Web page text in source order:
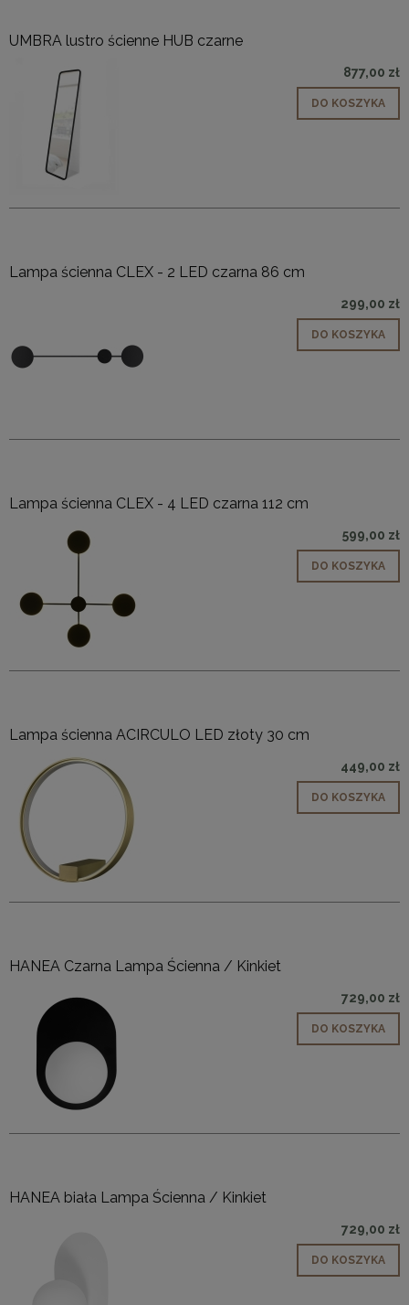
UMBRA lustro ścienne HUB czarne
877,00 zł
DO KOSZYKA
Lampa ścienna CLEX - 2 LED czarna 86 cm
299,00 zł
DO KOSZYKA
Lampa ścienna CLEX - 4 LED czarna 112 cm
599,00 zł
DO KOSZYKA
Lampa ścienna ACIRCULO LED złoty 30 cm
449,00 zł
DO KOSZYKA
HANEA Czarna Lampa Ścienna / Kinkiet
729,00 zł
DO KOSZYKA
HANEA biała Lampa Ścienna / Kinkiet
729,00 zł
DO KOSZYKA